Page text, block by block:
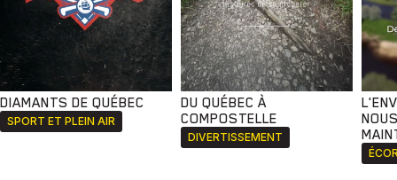
DIAMANTS DE QUÉBEC
SPORT ET PLEIN AIR
DU QUÉBEC À
COMPOSTELLE
DIVERTISSEMENT